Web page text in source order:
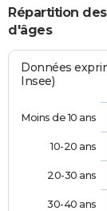
Répartition
d'âges
Données
Insee)
Moins de 10 ans
10-20 ans
20-30 ans
30-40 ans